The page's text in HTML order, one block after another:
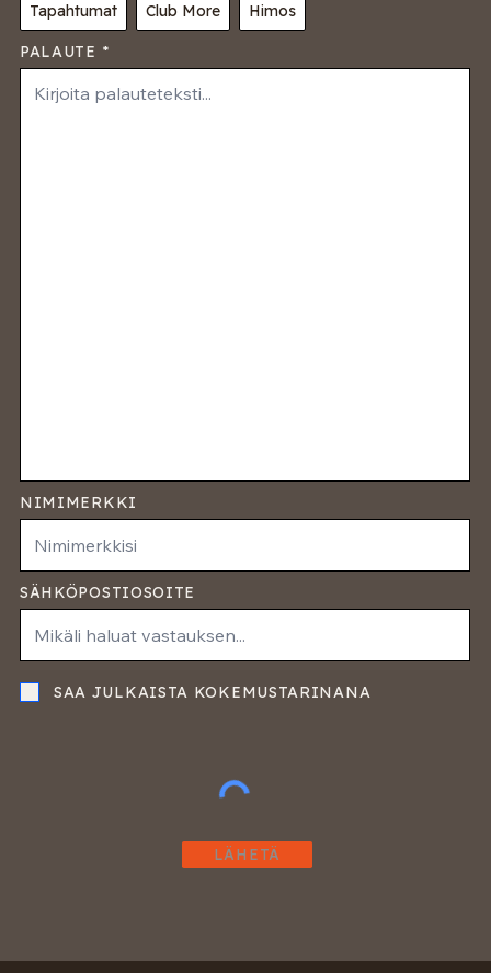
Tapahtumat Club More Himos
PALAUTE
NIMIMERKKI
SÄHKÖPOSTIOSOITE
SAA JULKAISTA KOKEMUSTARINANA
LÄHETÄ